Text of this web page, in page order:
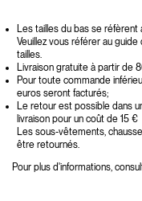
Les tailles du bas se réfèrent
Veuillez vous référer au
tailles.
Livraison gratuite à partir de
Pour toute commande
euros seront facturés;
Le retour est possible dans
livraison pour un coût de 15 €
Les sous-vêtements,
être retournés.
Pour plus d'informations,